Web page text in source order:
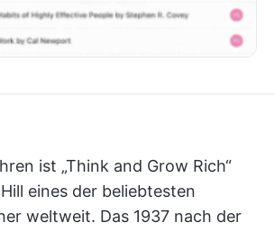
ist „Think and Grow Rich“
eines der beliebtesten
weltweit. Das 1937 nach der